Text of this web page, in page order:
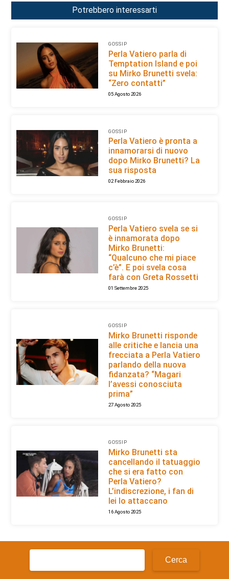
Potrebbero interessarti
GOSSIP
Perla Vatiero parla di
Temptation Island e poi
su Mirko Brunetti svela:
“Zero contatti”
05 Agosto 2026
GOSSIP
Perla Vatiero è pronta a
innamorarsi di nuovo
dopo Mirko Brunetti? La
sua risposta
02 Febbraio 2026
GOSSIP
Perla Vatiero svela se si
è innamorata dopo
Mirko Brunetti:
“Qualcuno che mi piace
c’è”. E poi svela cosa
farà con Greta Rossetti
01 Settembre 2025
GOSSIP
Mirko Brunetti risponde
alle critiche e lancia una
frecciata a Perla Vatiero
parlando della nuova
fidanzata? “Magari
l’avessi conosciuta
prima”
27 Agosto 2025
GOSSIP
Mirko Brunetti sta
cancellando il tatuaggio
che si era fatto con
Perla Vatiero?
L’indiscrezione, i fan di
lei lo attaccano
16 Agosto 2025
Ricerca